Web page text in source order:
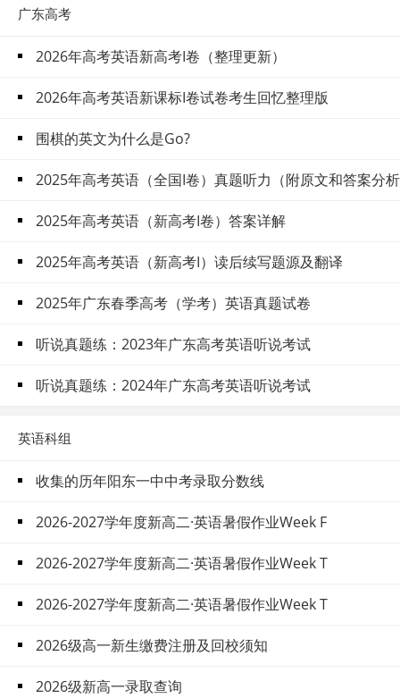
广东高考
2026年高考英语新高考I卷（整理更新）
2026年高考英语新课标I卷试卷考生回忆整理版
围棋的英文为什么是Go?
2025年高考英语（全国I卷）真题听力（附原文和答案分
2025年高考英语（新高考I卷）答案详解
2025年高考英语（新高考I）读后续写题源及翻译
2025年广东春季高考（学考）英语真题试卷
听说真题练：2023年广东高考英语听说考试
听说真题练：2024年广东高考英语听说考试
英语科组
收集的历年阳东一中中考录取分数线
2026-2027学年度新高二·英语暑假作业Week F
2026-2027学年度新高二·英语暑假作业Week T
2026-2027学年度新高二·英语暑假作业Week T
2026级高一新生缴费注册及回校须知
2026级新高一录取查询